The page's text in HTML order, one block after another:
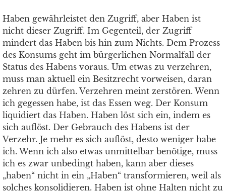
Haben gewährleistet den Zugriff, aber Haben ist
nicht dieser Zugriff. Im Gegenteil, der Zugriff
mindert das Haben bis hin zum Nichts. Dem Prozess
des Konsums geht im bürgerlichen Normalfall der
Status des Habens voraus. Um etwas zu verzehren,
muss man aktuell ein Besitzrecht vorweisen, daran
zehren zu dürfen. Verzehren meint zerstören. Wenn
ich gegessen habe, ist das Essen weg. Der Konsum
liquidiert das Haben. Haben löst sich ein, indem es
sich auflöst. Der Gebrauch des Habens ist der
Verzehr. Je mehr es sich auflöst, desto weniger habe
ich. Wenn ich also etwas unmittelbar benötige, muss
ich es zwar unbedingt haben, kann aber dieses
„haben“ nicht in ein „Haben“ transformieren, weil als
solches konsolidieren. Haben ist ohne Halten nicht zu